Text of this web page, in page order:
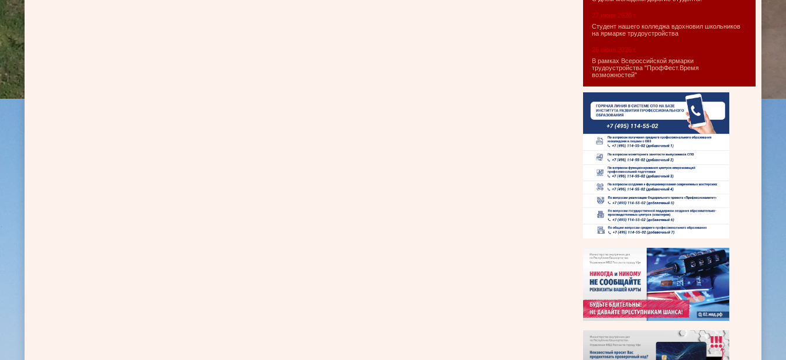
27 июня 2026 г.
Студент нашего колледжа вдохновил школьников
на ярмарке трудоустройства
26 июня 2026 г.
В рамках Всероссийской ярмарки
трудоустройства "ПрофФест.Время
возможностей"